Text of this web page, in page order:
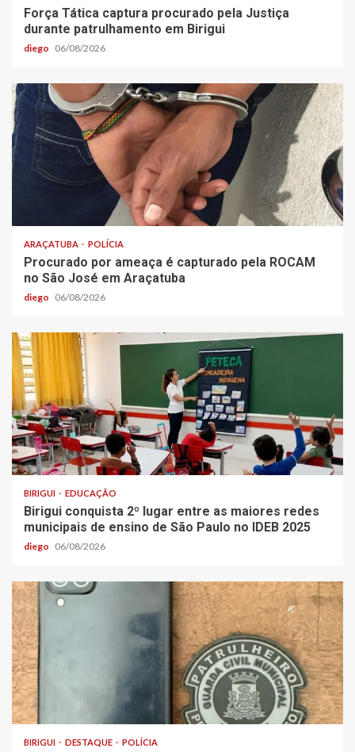
Força Tática captura procurado pela Justiça
durante patrulhamento em Birigui
diego 06/08/2026
ARAÇATUBA POLÍCIA
Procurado por ameaça é capturado pela ROCAM
no São José em Araçatuba
diego 06/08/2026
BIRIGUI EDUCAÇÃO
Birigui conquista 2º lugar entre as maiores redes
municipais de ensino de São Paulo no IDEB 2025
diego 06/08/2026
BIRIGUI DESTAQUE POLÍCIA